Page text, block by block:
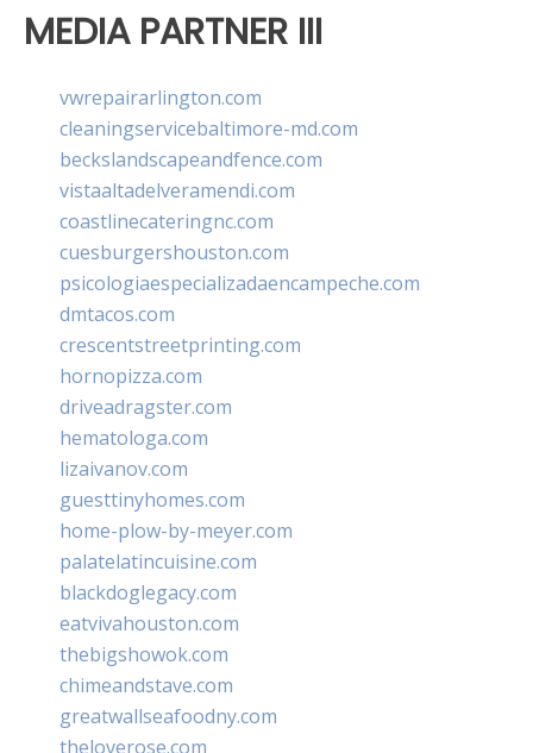
MEDIA PARTNER III
vwrepairarlington.com
cleaningservicebaltimore-md.com
beckslandscapeandfence.com
vistaaltadelveramendi.com
coastlinecateringnc.com
cuesburgershouston.com
psicologiaespecializadaencampeche.com
dmtacos.com
crescentstreetprinting.com
hornopizza.com
driveadragster.com
hematologa.com
lizaivanov.com
guesttinyhomes.com
home-plow-by-meyer.com
palatelatincuisine.com
blackdoglegacy.com
eatvivahouston.com
thebigshowok.com
chimeandstave.com
greatwallseafoodny.com
theloverose.com